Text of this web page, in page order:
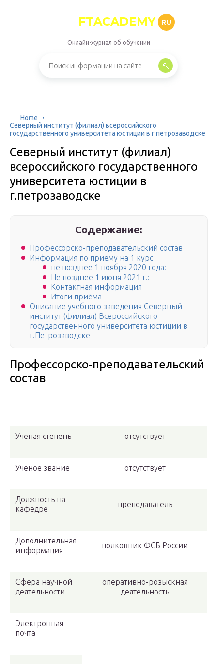
FTACADEMY RU
Онлайн-журнал об обучении
Home
Северный институт (филиал) всероссийского
государственного университета юстиции в г.петрозаводске
Северный институт (филиал)
всероссийского государственного
университета юстиции в
г.петрозаводске
Содержание:
Профессорско-преподавательский состав
Информация по приему на 1 курс
не позднее 1 ноября 2020 года:
Не позднее 1 июня 2021 г.:
Контактная информация
Итоги приёма
Описание учебного заведения Северный
институт (филиал) Всероссийского
государственного университета юстиции в
г.Петрозаводске
Профессорско-преподавательский
состав
Ученая степень отсутствует
Ученое звание отсутствует
Должность на
кафедре
преподаватель
Дополнительная
информация
полковник ФСБ России
Сфера научной
деятельности
оперативно-розыскная
деятельность
Электронная
почта